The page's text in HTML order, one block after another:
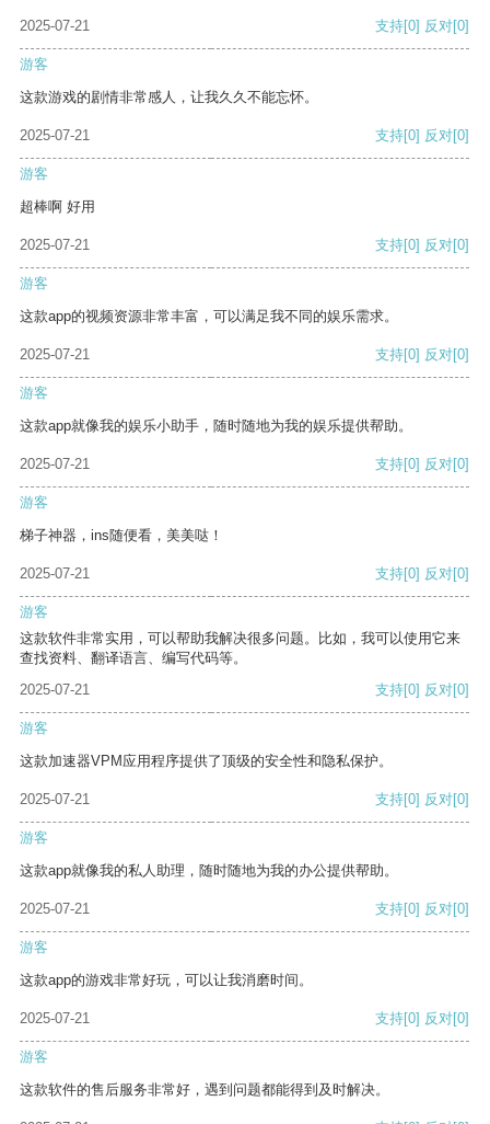
2025-07-21 支持[0] 反对[0]
游客
这款游戏的剧情非常感人，让我久久不能忘怀。
2025-07-21 支持[0] 反对[0]
游客
超棒啊 好用
2025-07-21 支持[0] 反对[0]
游客
这款app的视频资源非常丰富，可以满足我不同的娱乐需求。
2025-07-21 支持[0] 反对[0]
游客
这款app就像我的娱乐小助手，随时随地为我的娱乐提供帮助。
2025-07-21 支持[0] 反对[0]
游客
梯子神器，ins随便看，美美哒！
2025-07-21 支持[0] 反对[0]
游客
这款软件非常实用，可以帮助我解决很多问题。比如，我可以使用它来
查找资料、翻译语言、编写代码等。
2025-07-21
支持[0] 反对[0]
游客
这款加速器VPM应用程序提供了顶级的安全性和隐私保护。
2025-07-21 支持[0] 反对[0]
游客
这款app就像我的私人助理，随时随地为我的办公提供帮助。
2025-07-21 支持[0] 反对[0]
游客
这款app的游戏非常好玩，可以让我消磨时间。
2025-07-21 支持[0] 反对[0]
游客
这款软件的售后服务非常好，遇到问题都能得到及时解决。